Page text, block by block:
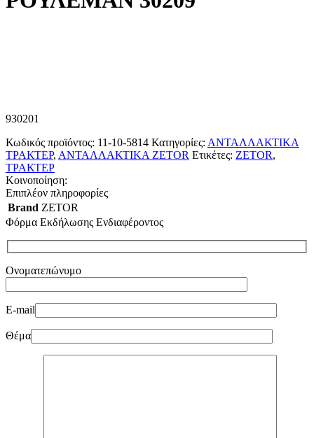
930201
Κωδικός προϊόντος: 11-10-5814 Κατηγορίες: ΑΝΤΑΛΛΑΚΤΙΚΑ
ΤΡΑΚΤΕΡ, ΑΝΤΑΛΛΑΚΤΙΚΑ ZETOR Ετικέτες: ZETOR,
ΤΡΑΚΤΕΡ
Κοινοποίηση:
Επιπλέον πληροφορίες
Brand ZETOR
Φόρμα Εκδήλωσης Ενδιαφέροντος
Ονοματεπώνυμο
E-mail
Θέμα